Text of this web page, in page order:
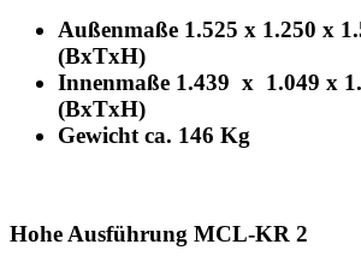
Außenmaße 1.525 x 1.250 x
(BxTxH)
Innenmaße 1.439 x 1.049 x
(BxTxH)
Gewicht ca. 146 Kg
Hohe Ausführung MCL-KR 2